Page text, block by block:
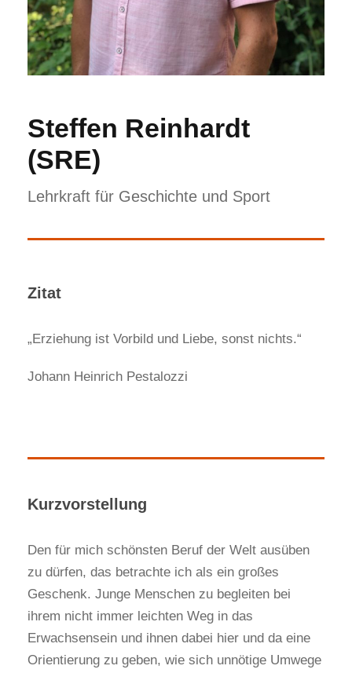
Steffen Reinhardt
(SRE)
Lehrkraft für Geschichte und Sport
Zitat
„Erziehung ist Vorbild und Liebe, sonst nichts.“
Johann Heinrich Pestalozzi
Kurzvorstellung
Den für mich schönsten Beruf der Welt ausüben
zu dürfen, das betrachte ich als ein großes
Geschenk. Junge Menschen zu begleiten bei
ihrem nicht immer leichten Weg in das
Erwachsensein und ihnen dabei hier und da eine
Orientierung zu geben, wie sich unnötige Umwege